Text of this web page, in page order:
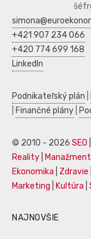
+421 907 234 066
+420 774 699 168
LinkedIn
Podnikateľský plán
Finančné plány
© 2010 - 2026 SEO
Reality
Manažment
Ekonomika
Zdravie
Marketing
Kultúra
NAJNOVŠIE